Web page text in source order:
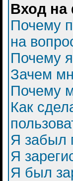
Вход на
Почему
на
Почему
Зачем
Почему
Как
Я забыл
Я
Я был